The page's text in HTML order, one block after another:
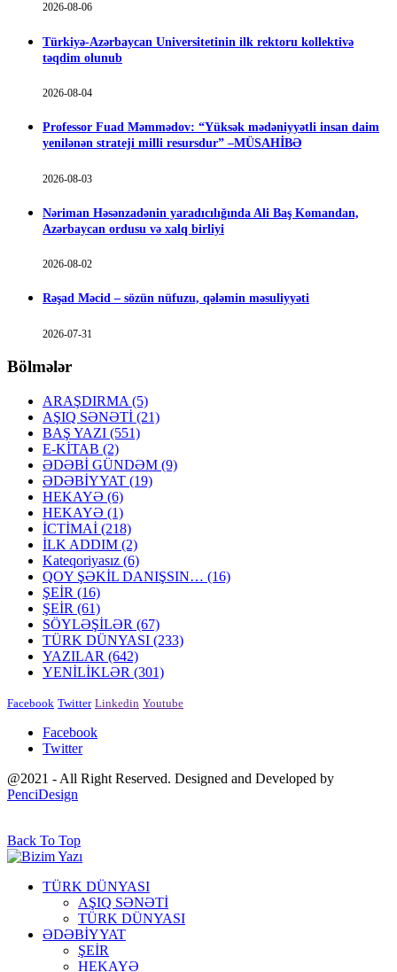
2026-08-06
Türkiyə-Azərbaycan Universitetinin ilk rektoru kollektivə
təqdim olunub
2026-08-04
Professor Fuad Məmmədov: “Yüksək mədəniyyətli insan daim
yenilənən strateji milli resursdur” –MÜSAHİBƏ
2026-08-03
Nəriman Həsənzadənin yaradıcılığında Ali Baş Komandan,
Azərbaycan ordusu və xalq birliyi
2026-08-02
Rəşad Məcid – sözün nüfuzu, qələmin məsuliyyəti
2026-07-31
Bölmələr
ARAŞDIRMA (5)
AŞIQ SƏNƏTİ (21)
BAŞ YAZI (551)
E-KİTAB (2)
ƏDƏBİ GÜNDƏM (9)
ƏDƏBİYYAT (19)
HEKAYƏ (6)
HEKAYƏ (1)
İCTİMAİ (218)
İLK ADDIM (2)
Kateqoriyasız (6)
QOY ŞƏKİL DANIŞSIN… (16)
ŞEİR (16)
ŞEİR (61)
SÖYLƏŞİLƏR (67)
TÜRK DÜNYASI (233)
YAZILAR (642)
YENİLİKLƏR (301)
Facebook Twitter Linkedin Youtube
Facebook
Twitter
@2021 - All Right Reserved. Designed and Developed by
PenciDesign
Back To Top
TÜRK DÜNYASI
AŞIQ SƏNƏTİ
TÜRK DÜNYASI
ƏDƏBİYYAT
ŞEİR
HEKAYƏ